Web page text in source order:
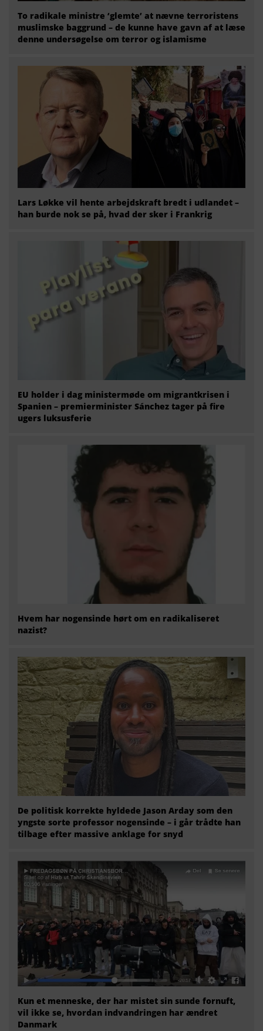
To radikale ministre ‘glemte’ at nævne terroristens
muslimske baggrund – de kunne have gavn af at læse
denne undersøgelse om terror og islamisme
Lars Løkke vil hente arbejdskraft bredt i udlandet –
han burde nok se på, hvad der sker i Frankrig
EU holder i dag ministermøde om migrantkrisen i
Spanien – premierminister Sánchez tager på fire
ugers luksusferie
Hvem har nogensinde hørt om en radikaliseret
nazist?
De politisk korrekte hyldede Jason Arday som den
yngste sorte professor nogensinde – i går trådte han
tilbage efter massive anklage for snyd
Kun et menneske, der har mistet sin sunde fornuft,
vil ikke se, hvordan indvandringen har ændret
Danmark